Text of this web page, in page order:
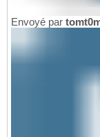
Envoyé par